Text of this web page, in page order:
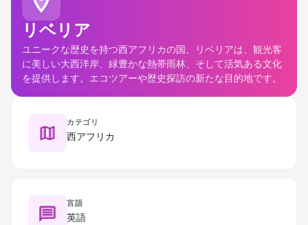
リベリア
ユニークな歴史を持つ西アフリカの国、リベリアは、観光客
に美しい大西洋岸、緑豊かな熱帯雨林、そして活気ある文化
を提供します。エコツアーや歴史探訪の新たな目的地です。
カテゴリ
西アフリカ
言語
英語